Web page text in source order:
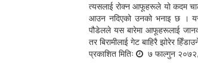
त्यसलाई रोक्न आफूहरूले यो कदम
आउन नदिएको उनको भनाइ छ । यस
पौडेलले यस बारेमा आफूहरूलाई
तर बिरामीलाई गेट बाहिरै झोरेर
प्रकाशित मितिः
७ फाल्गुन